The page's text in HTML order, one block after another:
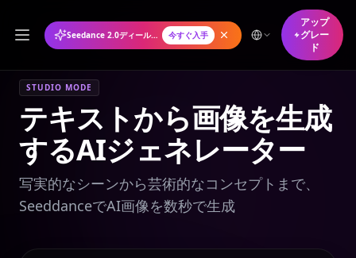
Seedance 2.0ディール年間プランが50%オフ 今すぐ入手
アップ
グレー
ド
STUDIO MODE
テキストから画像を生成
するAIジェネレーター
写実的なシーンから芸術的なコンセプトまで、
SeeddanceでAI画像を数秒で生成